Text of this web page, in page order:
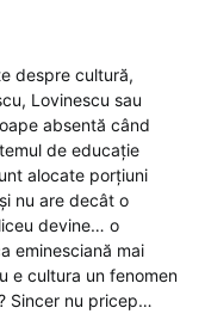
despre cultură,
Lovinescu sau
absentă când
de educație
alocate porțiuni
nu are decât o
devine… o
eminesciană mai
e cultura un fenomen
Sincer nu pricep…